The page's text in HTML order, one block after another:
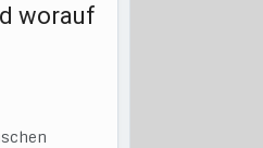
worauf